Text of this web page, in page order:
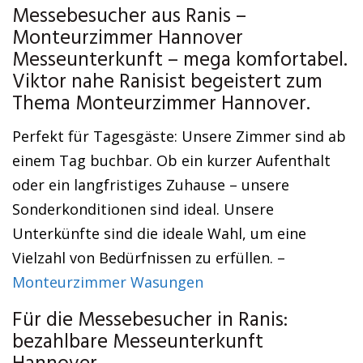
Messebesucher aus Ranis –
Monteurzimmer Hannover
Messeunterkunft – mega komfortabel.
Viktor nahe Ranisist begeistert zum
Thema Monteurzimmer Hannover.
Perfekt für Tagesgäste: Unsere Zimmer sind ab
einem Tag buchbar. Ob ein kurzer Aufenthalt
oder ein langfristiges Zuhause – unsere
Sonderkonditionen sind ideal. Unsere
Unterkünfte sind die ideale Wahl, um eine
Vielzahl von Bedürfnissen zu erfüllen. –
Monteurzimmer Wasungen
Für die Messebesucher in Ranis:
bezahlbare Messeunterkunft